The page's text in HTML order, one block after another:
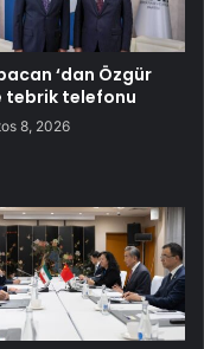
‘dan Özgür
tebrik telefonu
8, 2026